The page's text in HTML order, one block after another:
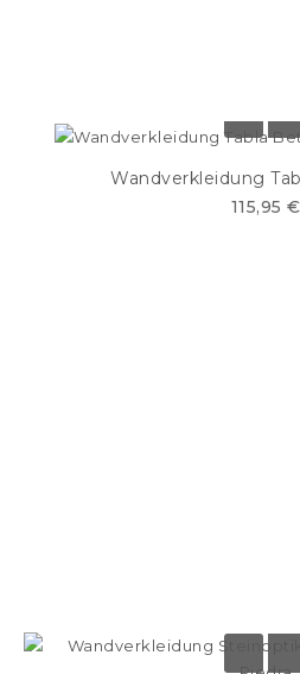
Wandverkleidung
115,95 €